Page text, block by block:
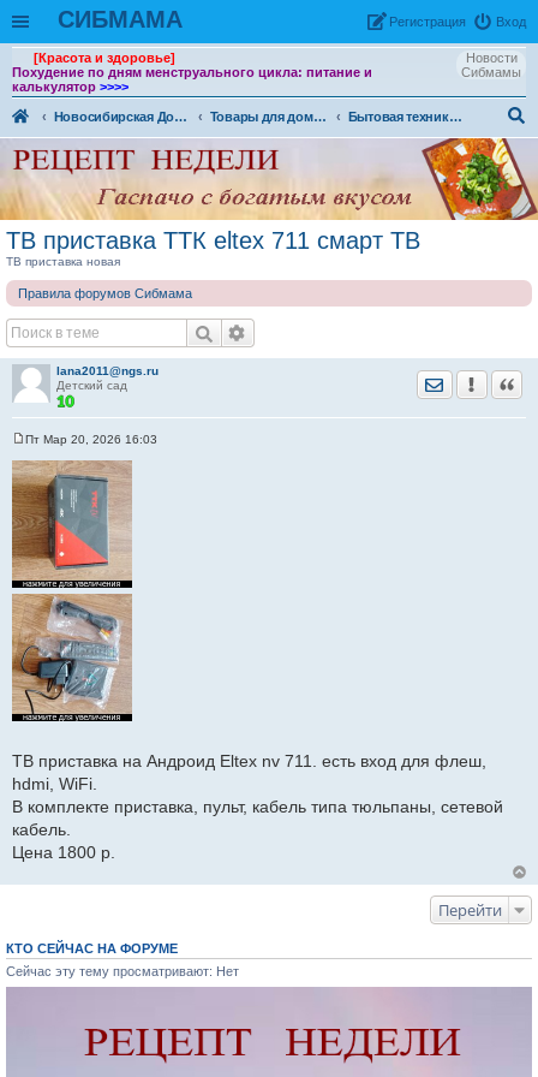
СИБМАМА Вход
Рeгиcтpaция
Новости
Сибмамы
[Красота и здоровье]
Похудение по дням менструального цикла: питание и
калькулятор >>>>
Новосибирская Доска объявлений Товары для дома и семьи. (ДО)
Бытовая техника, компьютеры и телефоны (ДО)
ск
ТВ приставка ТТК eltex 711 смарт ТВ
ТВ приставка новая
Правила форумов Сибмама
lana2011@ngs.ru
Детский сад
Отправить
о
о
б
щ
е
н
е
Пт Мар 20, 2026 16:03
ТВ приставка на Андроид Eltex nv 711. есть вход для флеш,
hdmi, WiFi.
В комплекте приставка, пульт, кабель типа тюльпаны, сетевой
кабель.
Цена 1800 р.
Перейти
КТО СЕЙЧАС НА ФОРУМЕ
Сейчас эту тему просматривают: Нет